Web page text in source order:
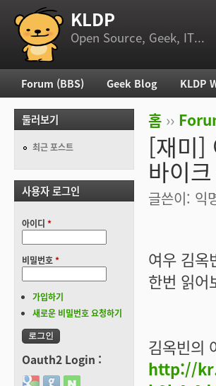
부 메뉴 KLDP
Open Source, Geek, IT...
현재 위치
홈 ››
[재미]
바이
글쓴이: 익
여우 김옥
한번 읽어
김옥빈의
http://
주 메뉴
Forum (BBS) Geek Blog KLDP
둘러보기
최근 포스트
사용자 로그인
아이디 *
비밀번호*
가입하기
새로운 비밀번호 요청하기
Oauth2 Login :
Login with Google
Login with GitHub
Login with Naver